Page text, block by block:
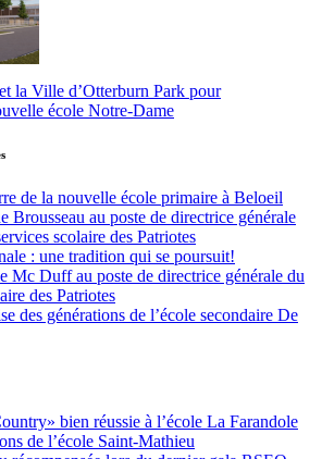
la Ville d’Otterburn Park pour
école Notre-Dame
de la nouvelle école primaire à Beloeil
Brousseau au poste de directrice générale
scolaire des Patriotes
: une tradition qui se poursuit!
Mc Duff au poste de directrice générale du
des Patriotes
des générations de l’école secondaire De
bien réussie à l’école La Farandole
de l’école Saint-Mathieu